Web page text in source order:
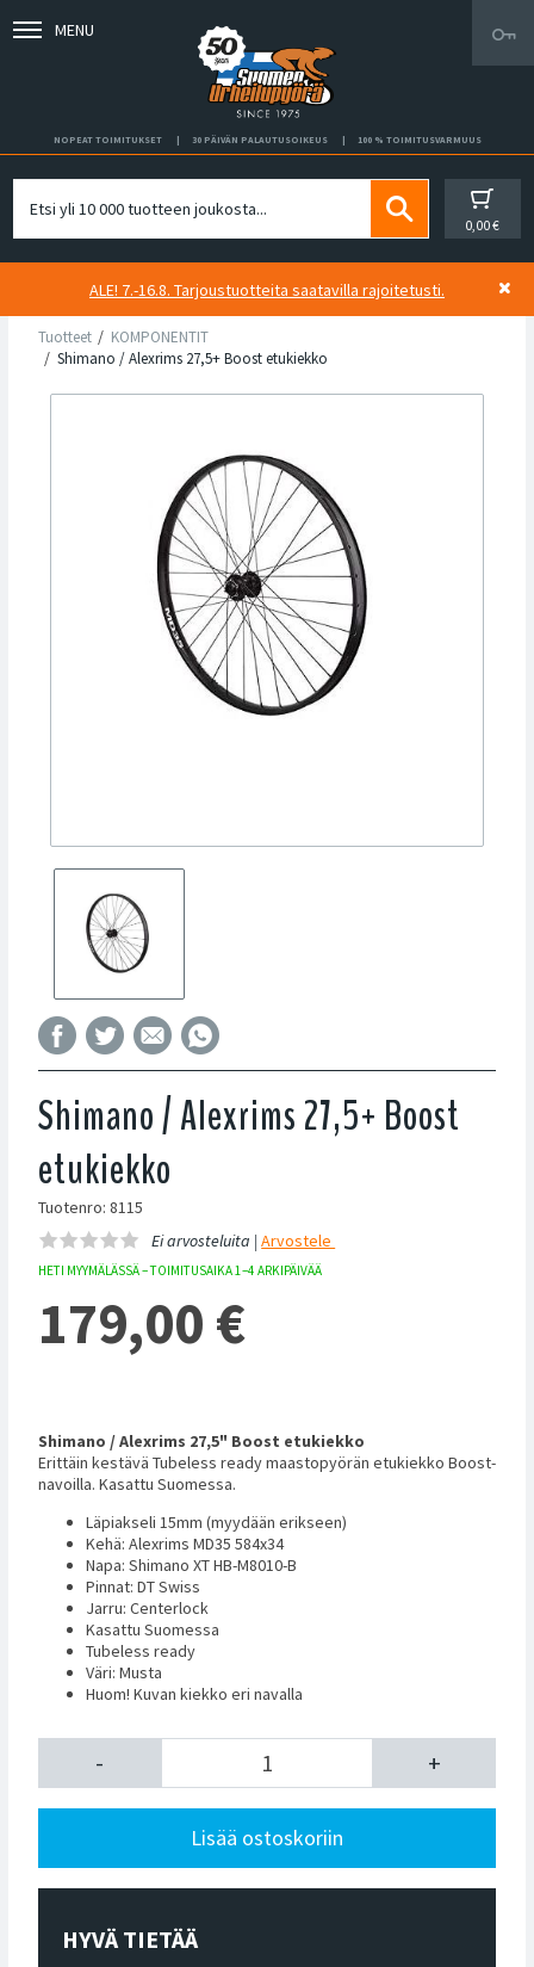
MENU
NOPEAT TOIMITUKSET 30 PÄIVÄN PALAUTUSOIKEUS 100 % TOIMITUSVARMUUS
0,00 €
ALE! 7.-16.8. Tarjoustuotteita saatavilla rajoitetusti.
Tuotteet
KOMPONENTIT
Shimano / Alexrims 27,5+ Boost etukiekko
Shimano / Alexrims 27,5+ Boost
etukiekko
Tuotenro: 8115
Ei arvosteluita |Arvostele
HETI MYYMÄLÄSSÄ – TOIMITUSAIKA 1–4 ARKIPÄIVÄÄ
179,00 €
Shimano / Alexrims 27,5" Boost etukiekko
Erittäin kestävä Tubeless ready maastopyörän etukiekko Boost-
navoilla. Kasattu Suomessa.
Läpiakseli 15mm (myydään erikseen)
Kehä: Alexrims MD35 584x34
Napa: Shimano XT HB-M8010-B
Pinnat: DT Swiss
Jarru: Centerlock
Kasattu Suomessa
Tubeless ready
Väri: Musta
Huom! Kuvan kiekko eri navalla
- +
Lisää ostoskoriin
HYVÄ TIETÄÄ